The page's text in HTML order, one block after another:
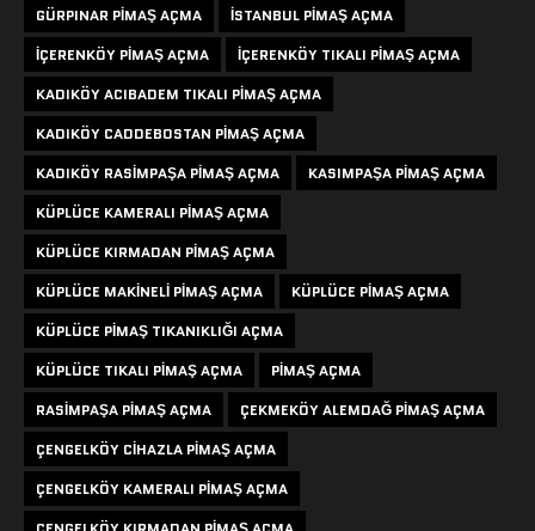
GÜRPINAR PIMAŞ AÇMA
ISTANBUL PIMAŞ AÇMA
IÇERENKÖY PIMAŞ AÇMA
IÇERENKÖY TIKALI PIMAŞ AÇMA
KADIKÖY ACIBADEM TIKALI PIMAŞ AÇMA
KADIKÖY CADDEBOSTAN PIMAŞ AÇMA
KADIKÖY RASIMPAŞA PIMAŞ AÇMA
KASIMPAŞA PIMAŞ AÇMA
KÜPLÜCE KAMERALI PIMAŞ AÇMA
KÜPLÜCE KIRMADAN PIMAŞ AÇMA
KÜPLÜCE MAKINELI PIMAŞ AÇMA
KÜPLÜCE PIMAŞ AÇMA
KÜPLÜCE PIMAŞ TIKANIKLIĞI AÇMA
KÜPLÜCE TIKALI PIMAŞ AÇMA
PIMAŞ AÇMA
RASIMPAŞA PIMAŞ AÇMA
ÇEKMEKÖY ALEMDAĞ PIMAŞ AÇMA
ÇENGELKÖY CIHAZLA PIMAŞ AÇMA
ÇENGELKÖY KAMERALI PIMAŞ AÇMA